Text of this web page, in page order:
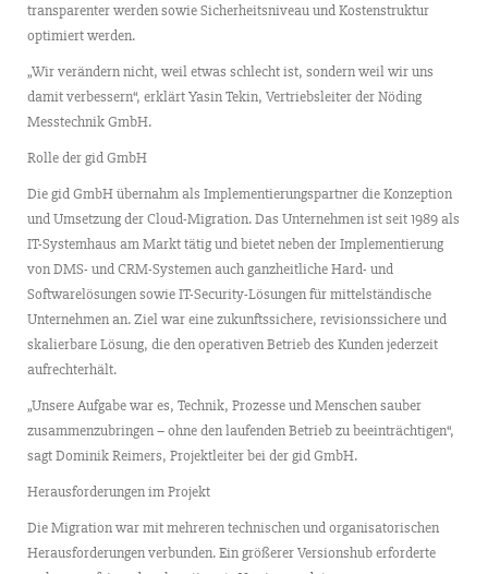
transparenter werden sowie Sicherheitsniveau und Kostenstruktur
optimiert werden.
„Wir verändern nicht, weil etwas schlecht ist, sondern weil wir uns
damit verbessern“, erklärt Yasin Tekin, Vertriebsleiter der Nöding
Messtechnik GmbH.
Rolle der gid GmbH
Die gid GmbH übernahm als Implementierungspartner die Konzeption
und Umsetzung der Cloud-Migration. Das Unternehmen ist seit 1989 als
IT-Systemhaus am Markt tätig und bietet neben der Implementierung
von DMS- und CRM-Systemen auch ganzheitliche Hard- und
Softwarelösungen sowie IT-Security-Lösungen für mittelständische
Unternehmen an. Ziel war eine zukunftssichere, revisionssichere und
skalierbare Lösung, die den operativen Betrieb des Kunden jederzeit
aufrechterhält.
„Unsere Aufgabe war es, Technik, Prozesse und Menschen sauber
zusammenzubringen – ohne den laufenden Betrieb zu beeinträchtigen“,
sagt Dominik Reimers, Projektleiter bei der gid GmbH.
Herausforderungen im Projekt
Die Migration war mit mehreren technischen und organisatorischen
Herausforderungen verbunden. Ein größerer Versionshub erforderte